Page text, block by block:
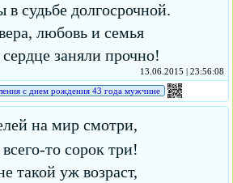
в судьбе долгосрочной.
любовь и семья
заняли прочно!
13.06.2015 | 23:56:08
с днем рождения 43 года мужчине
на мир смотри,
то сорок три!
такой уж возраст,